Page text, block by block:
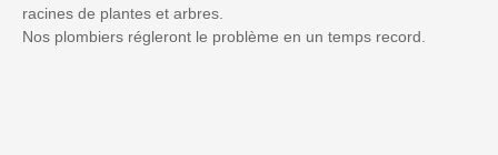
racines de plantes et arbres.
Nos plombiers régleront le problème en un temps record.